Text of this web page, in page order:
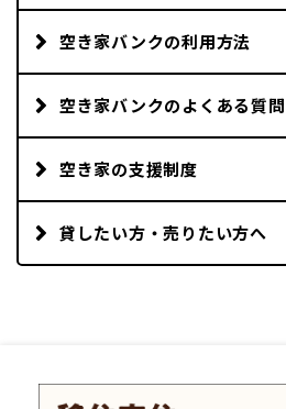
空き家バンクの利用方法
空き家バンクのよくある質問
空き家の支援制度
貸したい方・売りたい方へ